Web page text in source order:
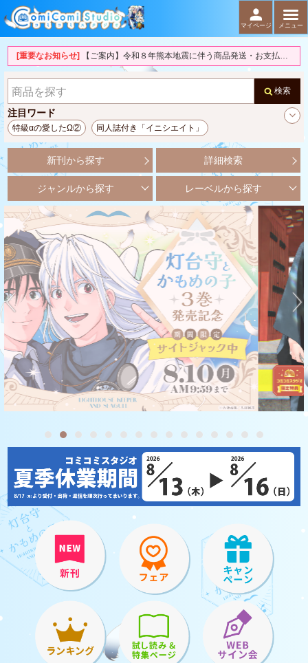
[重要なお知らせ] 【令和8年熊本地震】被災された皆様へのお見舞い
検索
注目ワード
特級αの愛したΩ② 同人誌付き「イニシエイト」
「αの花嫁」新作グッズ Chara BIRTHDAY FAIR 2026 開催フェア一覧
ポイント交換 お試し読み 有償特典
新刊から探す 詳細検索
ジャンルから探す レーベルから探す
マイページ メニュー